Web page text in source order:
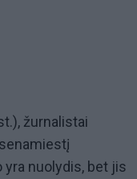
žurnalistai
yra nuolydis, bet jis